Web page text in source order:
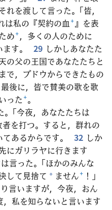
を渡して言った。「皆，
は私の『契約の血+』を表
め+，多くの人のために
す。 29 しかしあなたた
の父の王国であなたたちと
で，ブドウからできたもの
最後に，皆で賛美の歌を歌
った+。
「今夜，あなたたちは
者を打つ。すると，群れの
あるからです。 32 しか
にガリラヤに行きます
言った。「ほかのみんな
して見捨て * ません+ ！」
言いますが，今夜，おん
私を知らないと言います